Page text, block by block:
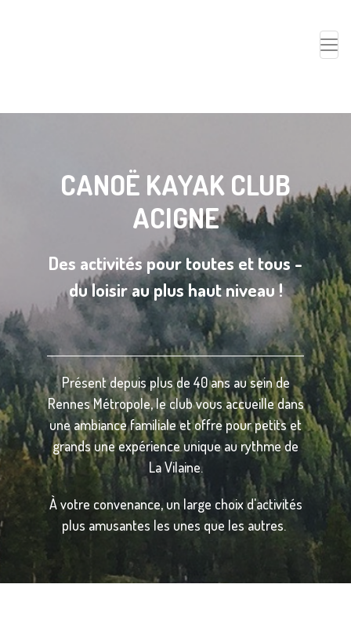
CANOË KAYAK CLUB
ACIGNE
Des activités pour toutes et tous -
du loisir au plus haut niveau !
Présent depuis plus de 40 ans au sein de
Rennes Métropole, le club vous accueille dans
une ambiance familiale et offre pour petits et
grands une expérience unique au rythme de
La Vilaine.
À votre convenance, un large choix d'activités
plus amusantes les unes que les autres.